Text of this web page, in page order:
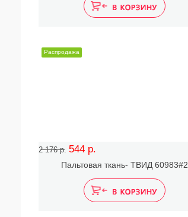
2 176 р. 544 р.
Распродажа
Пальтовая ткань- ТВИД 60983#2